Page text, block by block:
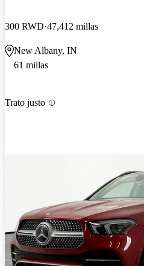
300 RWD 47,412 millas
New Albany, IN
61 millas
Trato justo